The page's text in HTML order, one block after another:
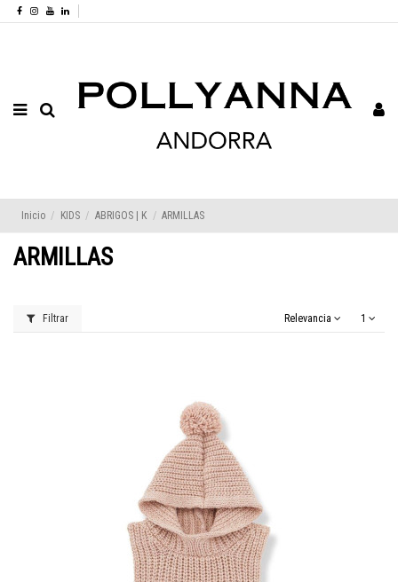
Inicio KIDS ABRIGOS | K ARMILLAS
ARMILLAS
Filtrar Relevancia 1